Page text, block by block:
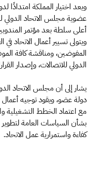
ويعد اختيار المملكة امتدادًا
أعلى سلطة بعد مؤتمر
ويتولى تسيير أعمال الاتحاد
المفوضين، ومناقشة كافة
الدولي للاتصالات، وإصدار
دولة عضو، ويقود توجيه أعمال
مع اعتماد الخطط التشغيلية
بشأن السياسات العامة
كفاءة واستمرارية عمل الاتحاد.